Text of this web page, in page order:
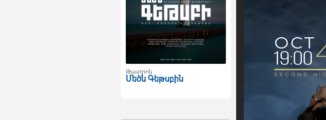
Թատրոն
Մեծն Գեթսբին